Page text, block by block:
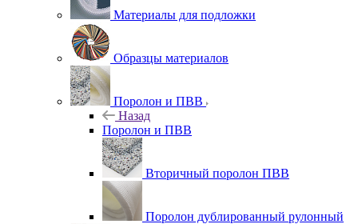
Материалы для подложки
Образцы материалов
Поролон и ПВВ
Назад
Поролон и ПВВ
Вторичный поролон ПВВ
Поролон дублированный рулонный